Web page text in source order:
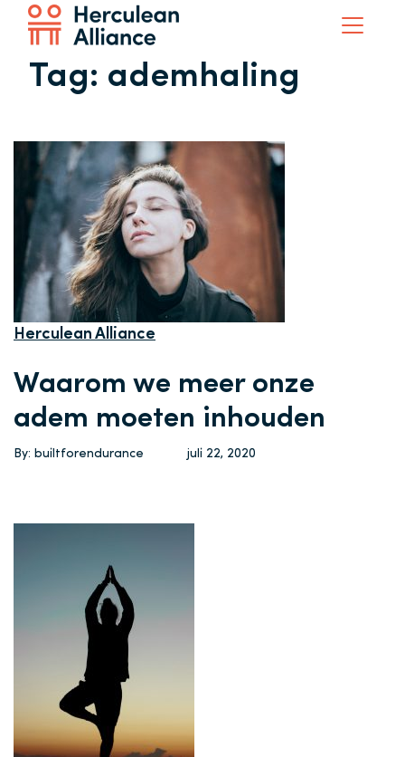
Tag: ademhaling
Herculean Alliance
Waarom we meer onze
adem moeten inhouden
By: builtforendurance juli 22, 2020